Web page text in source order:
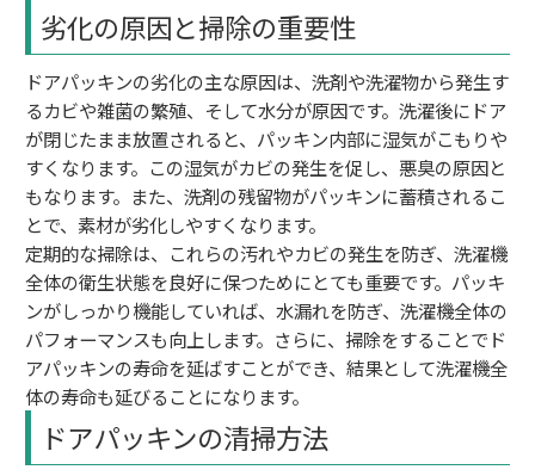
劣化の原因と掃除の重要性
ドアパッキンの劣化の主な原因は、洗剤や洗濯物から発生す
るカビや雑菌の繁殖、そして水分が原因です。洗濯後にドア
が閉じたまま放置されると、パッキン内部に湿気がこもりや
すくなります。この湿気がカビの発生を促し、悪臭の原因と
もなります。また、洗剤の残留物がパッキンに蓄積されるこ
とで、素材が劣化しやすくなります。
定期的な掃除は、これらの汚れやカビの発生を防ぎ、洗濯機
全体の衛生状態を良好に保つためにとても重要です。パッキ
ンがしっかり機能していれば、水漏れを防ぎ、洗濯機全体の
パフォーマンスも向上します。さらに、掃除をすることでド
アパッキンの寿命を延ばすことができ、結果として洗濯機全
体の寿命も延びることになります。
ドアパッキンの清掃方法